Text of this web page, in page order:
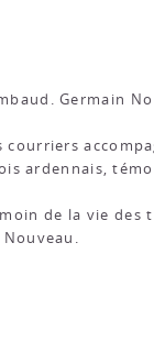
Germain
ardennais,
de la vie des